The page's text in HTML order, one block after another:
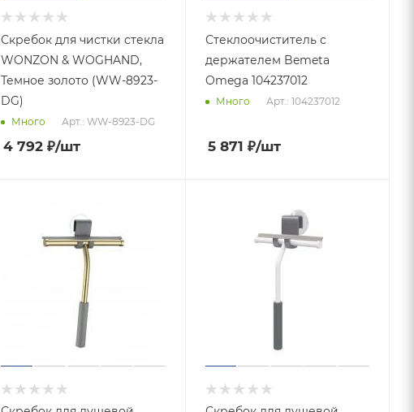
Скребок для чистки стекла
WONZON & WOGHAND,
Темное золото (WW-8923-
DG)
Много Арт.: WW-8923-DG
4 792 ₽/шт
Стеклоочиститель с
держателем Bemeta
Omega 104237012
Много Арт.: 104237012
5 871 ₽/шт